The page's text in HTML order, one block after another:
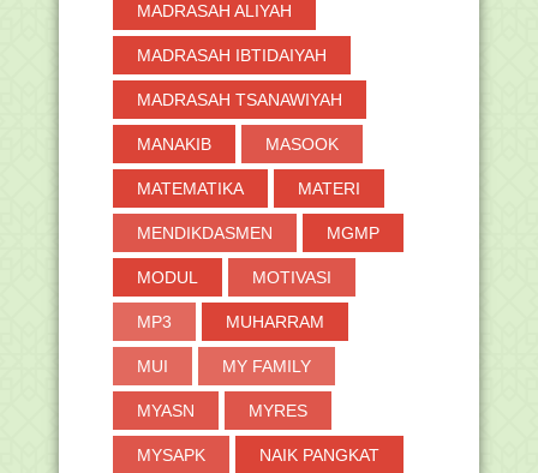
MADRASAH ALIYAH
MADRASAH IBTIDAIYAH
MADRASAH TSANAWIYAH
MANAKIB MASOOK
MATEMATIKA MATERI
MENDIKDASMEN MGMP
MODUL MOTIVASI
MP3 MUHARRAM
MUI MY FAMILY
MYASN MYRES
MYSAPK NAIK PANGKAT